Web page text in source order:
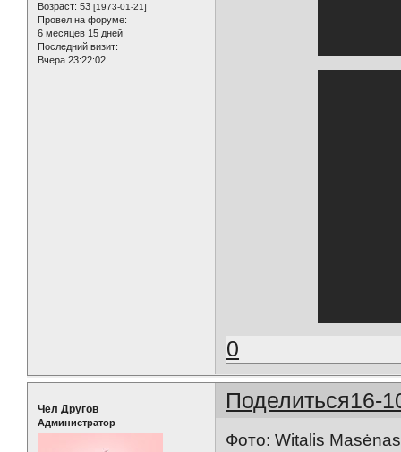
Возраст: 53 [1973-01-21]
Провел на форуме:
6 месяцев 15 дней
Последний визит:
Вчера 23:22:02
0
Поделиться16-
Чел Другов
Администратор
Фото: Witalis Masėnas